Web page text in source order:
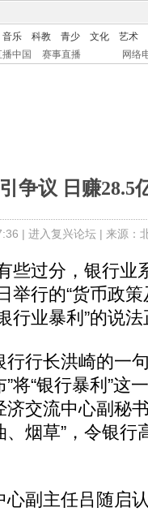
音乐 科教 青少 文化
艺术
播中国 赛事直播 网络
争议 日赚28.5
| 进入复兴论坛| 来源：
过分，银行业
举行的“货币政
行业暴利”的说
行长洪崎的一句
将“银行暴利”这
交流中心副秘
烟草”，令银行
副主任吕随启